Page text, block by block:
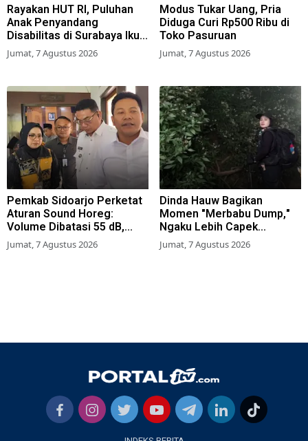
Rayakan HUT RI, Puluhan
Anak Penyandang
Disabilitas di Surabaya Ikuti
Beragam Lomba
Jumat, 7 Agustus 2026
Modus Tukar Uang, Pria
Diduga Curi Rp500 Ribu di
Toko Pasuruan
Jumat, 7 Agustus 2026
Pemkab Sidoarjo Perketat
Aturan Sound Horeg:
Volume Dibatasi 55 dB,
Wajib Kantongi Izin
Jumat, 7 Agustus 2026
Dinda Hauw Bagikan
Momen "Merbabu Dump,"
Ngaku Lebih Capek
Dibanding Gunung Sumbing
Jumat, 7 Agustus 2026